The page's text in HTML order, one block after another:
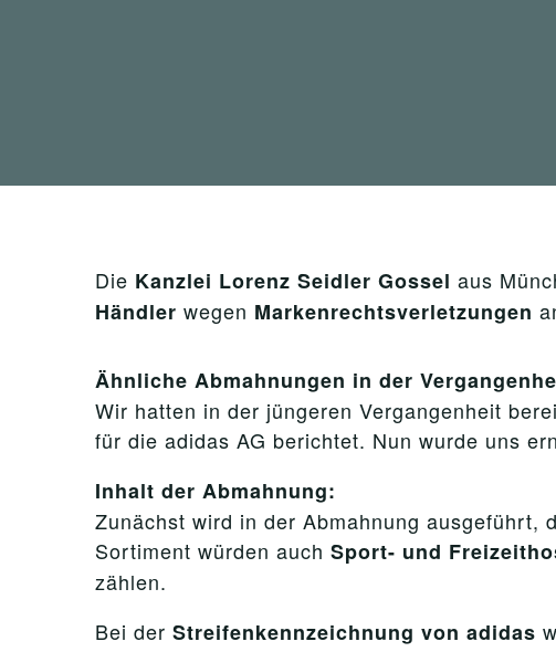
Die Kanzlei Lorenz Seidler Gossel aus
Händler wegen Markenrechtsverletzungen
Ähnliche Abmahnungen in der
Wir hatten in der jüngeren Vergangenheit
für die adidas AG berichtet. Nun wurde uns
Inhalt der Abmahnung:
Zunächst wird in der Abmahnung ausgeführt,
Sortiment würden auch Sport- und
zählen.
Bei der Streifenkennzeichnung von adidas